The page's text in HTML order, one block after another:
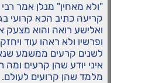
"ולא מאחין" מנלן אמר
קריעה כתיב הכא קרועי
ואלישע רואה והוא מצעק
ופרשיו ולא ראהו עוד
לשנים קרעים ממשמע
איני יודע שהן קרעים
מלמד שהן קרועים לעולם.